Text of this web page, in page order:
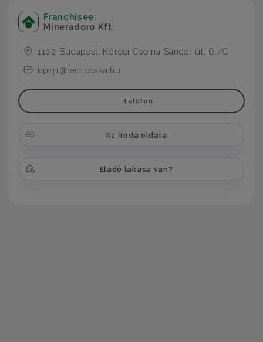
Franchisee:
Mineradoro Kft.
1102 Budapest, Kőrösi Csoma Sándor út, 6./C
bpvj1@tecnocasa.hu
Telefon
Az iroda oldala
Eladó lakása van?